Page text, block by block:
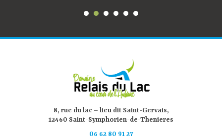
8, rue du lac – lieu dit Saint-Gervais,
12460 Saint-Symphorien-de-Thenieres
06 62 80 91 27